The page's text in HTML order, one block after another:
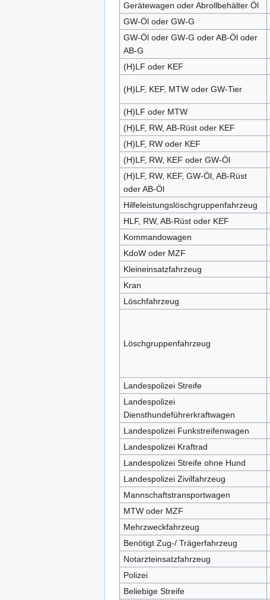
Gerätewagen oder Abrollbehälter Öl
GW-Öl oder GW-G
GW-Öl oder GW-G oder AB-Öl oder
AB-G
(H)LF oder KEF
(H)LF, KEF, MTW oder GW-Tier
(H)LF oder MTW
(H)LF, RW, AB-Rüst oder KEF
(H)LF, RW oder KEF
(H)LF, RW, KEF oder GW-Öl
(H)LF, RW, KEF, GW-Öl, AB-Rüst
oder AB-Öl
Hilfeleistungslöschgruppenfahrzeug
HLF, RW, AB-Rüst oder KEF
Kommandowagen
KdoW oder MZF
Kleineinsatzfahrzeug
Kran
Löschfahrzeug
Löschgruppenfahrzeug
Landespolizei Streife
Landespolizei
Diensthundeführerkraftwagen
Landespolizei Funkstreifenwagen
Landespolizei Kraftrad
Landespolizei Streife ohne Hund
Landespolizei Zivilfahrzeug
Mannschaftstransportwagen
MTW oder MZF
Mehrzweckfahrzeug
Benötigt Zug-/ Trägerfahrzeug
Notarzteinsatzfahrzeug
Polizei
Beliebige Streife